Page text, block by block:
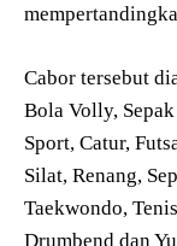
Cabor tersebut
Bola Volly,
Sport, Catur,
Silat, Renang,
Taekwondo,
Drumbend dan